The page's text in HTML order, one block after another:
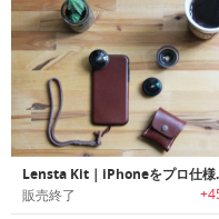
Lensta Kit｜
販売終了